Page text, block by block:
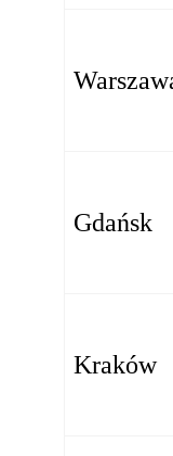
Gdańsk
Kraków